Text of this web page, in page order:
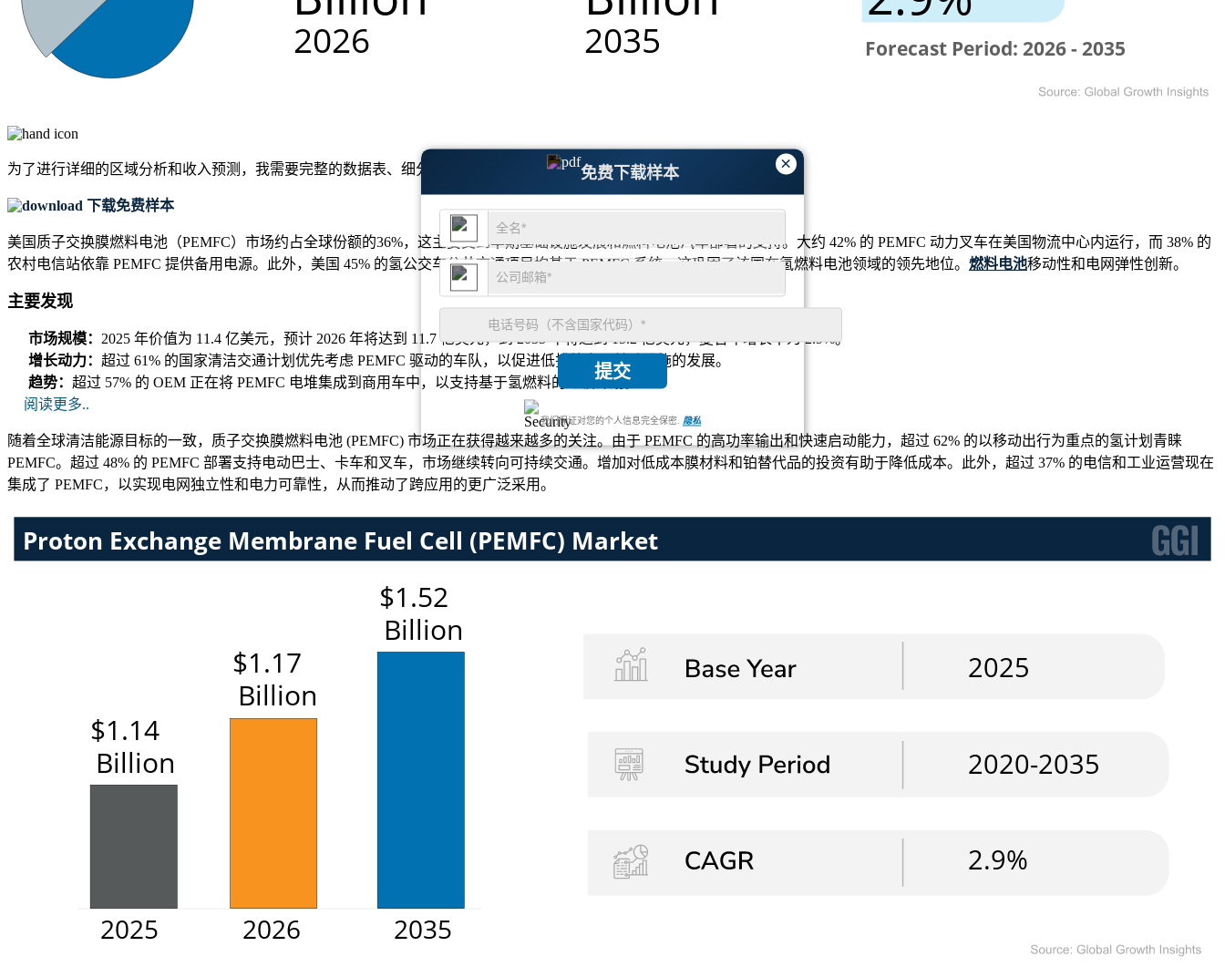
×
免费下载样本
提交
我们保证对您的个人信息完全保密. 隐私
为了进行详细的区域分析和收入预测，我需要完整的数据表、细分市场分析和竞争格局。
下载免费样本
美国质子交换膜燃料电池（PEMFC）市场约占全球份额的36%，这主要受到早期基础设施发展和燃料电池汽车部署的支持。大约 42% 的 PEMFC 动力叉车在美国物流中心内运行，而 38% 的
农村电信站依靠 PEMFC 提供备用电源。此外，美国 45% 的氢公交车公共交通项目均基于 PEMFC 系统，这巩固了该国在氢燃料电池领域的领先地位。 燃料电池移动性和电网弹性创新。
主要发现
市场规模： 2025 年价值为 11.4 亿美元，预计 2026 年将达到 11.7 亿美元，到 2035 年将达到 15.2 亿美元，复合年增长率为 2.9%。
增长动力： 超过 61% 的国家清洁交通计划优先考虑 PEMFC 驱动的车队，以促进低排放交通基础设施的发展。
趋势： 超过 57% 的 OEM 正在将 PEMFC 电堆集成到商用车中，以支持基于氢燃料的过渡计划。
阅读更多..
随着全球清洁能源目标的一致，质子交换膜燃料电池 (PEMFC) 市场正在获得越来越多的关注。由于 PEMFC 的高功率输出和快速启动能力，超过 62% 的以移动出行为重点的氢计划青睐
PEMFC。超过 48% 的 PEMFC 部署支持电动巴士、卡车和叉车，市场继续转向可持续交通。增加对低成本膜材料和铂替代品的投资有助于降低成本。此外，超过 37% 的电信和工业运营现在
集成了 PEMFC，以实现电网独立性和电力可靠性，从而推动了跨应用的更广泛采用。